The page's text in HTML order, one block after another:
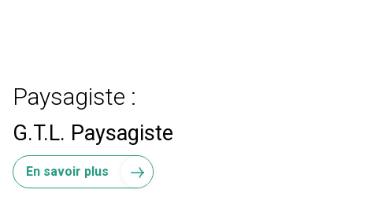
Paysagiste :
G.T.L. Paysagiste
En savoir plus